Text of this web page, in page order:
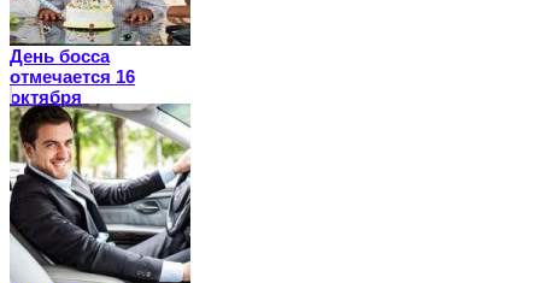
День босса
отмечается 16
октября